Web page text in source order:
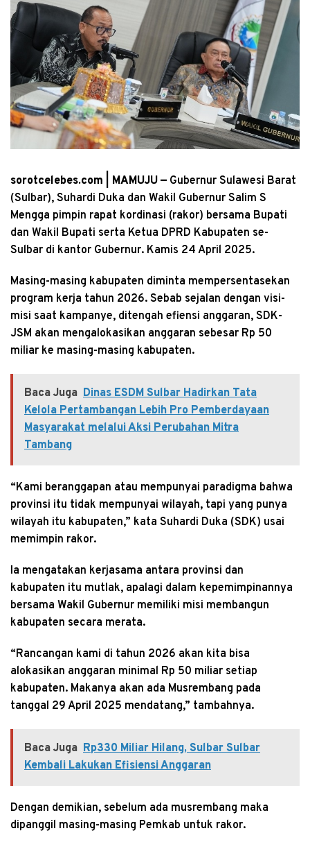
sorotcelebes.com | MAMUJU — Gubernur Sulawesi Barat
(Sulbar), Suhardi Duka dan Wakil Gubernur Salim S
Mengga pimpin rapat kordinasi (rakor) bersama Bupati
dan Wakil Bupati serta Ketua DPRD Kabupaten se-
Sulbar di kantor Gubernur. Kamis 24 April 2025.
Masing-masing kabupaten diminta mempersentasekan
program kerja tahun 2026. Sebab sejalan dengan visi-
misi saat kampanye, ditengah efiensi anggaran, SDK-
JSM akan mengalokasikan anggaran sebesar Rp 50
miliar ke masing-masing kabupaten.
Baca Juga Dinas ESDM Sulbar Hadirkan Tata
Kelola Pertambangan Lebih Pro Pemberdayaan
Masyarakat melalui Aksi Perubahan Mitra
Tambang
“Kami beranggapan atau mempunyai paradigma bahwa
provinsi itu tidak mempunyai wilayah, tapi yang punya
wilayah itu kabupaten,” kata Suhardi Duka (SDK) usai
memimpin rakor.
Ia mengatakan kerjasama antara provinsi dan
kabupaten itu mutlak, apalagi dalam kepemimpinannya
bersama Wakil Gubernur memiliki misi membangun
kabupaten secara merata.
“Rancangan kami di tahun 2026 akan kita bisa
alokasikan anggaran minimal Rp 50 miliar setiap
kabupaten. Makanya akan ada Musrembang pada
tanggal 29 April 2025 mendatang,” tambahnya.
Baca Juga Rp330 Miliar Hilang, Sulbar Sulbar
Kembali Lakukan Efisiensi Anggaran
Dengan demikian, sebelum ada musrembang maka
dipanggil masing-masing Pemkab untuk rakor.